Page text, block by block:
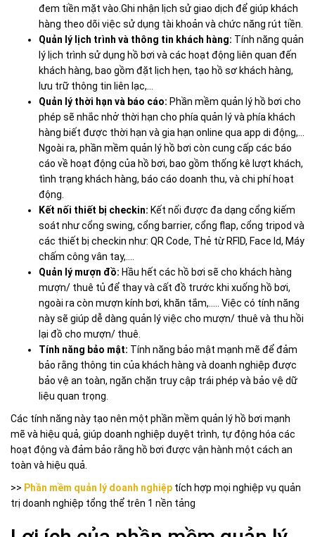
đem tiền mặt vào.Ghi nhận lịch sử giao dịch để giúp khách
hàng theo dõi việc sử dụng tài khoản và chức năng rút tiền.
Quản lý lịch trình và thông tin khách hàng: Tính năng quản
lý lịch trình sử dụng hồ bơi và các hoạt động liên quan đến
khách hàng, bao gồm đặt lịch hẹn, tạo hồ sơ khách hàng,
lưu trữ thông tin liên lạc,…
Quản lý thời hạn và báo cáo: Phần mềm quản lý hồ bơi cho
phép sẽ nhắc nhở thời hạn cho phía quản lý và phía khách
hàng biết được thời hạn và gia hạn online qua app di động,…
Ngoài ra, phần mềm quản lý hồ bơi còn cung cấp các báo
cáo về hoạt động của hồ bơi, bao gồm thống kê lượt khách,
tình trạng khách hàng, báo cáo doanh thu, và chi phí hoạt
động.
Kết nối thiết bị checkin: Kết nối được đa dạng cổng kiếm
soát như cổng swing, cổng barrier, cổng flap, cổng tripod và
các thiết bị checkin như: QR Code, Thẻ từ RFID, Face Id, Máy
chấm công vân tay,….
Quản lý mượn đồ: Hầu hết các hồ bơi sẽ cho khách hàng
mượn/ thuê tủ để thay và cất đồ trước khi xuống hồ bơi,
ngoài ra còn mượn kính bơi, khăn tắm,….. Việc có tính năng
này sẽ giúp dễ dàng quản lý việc cho mượn/ thuê và thu hồi
lại đồ cho mượn/ thuê.
Tính năng bảo mật: Tính năng bảo mật mạnh mẽ để đảm
bảo rằng thông tin của khách hàng và doanh nghiệp được
bảo vệ an toàn, ngăn chặn truy cập trái phép và bảo vệ dữ
liệu quan trọng.
Các tính năng này tạo nên một phần mềm quản lý hồ bơi mạnh
mẽ và hiệu quả, giúp doanh nghiệp duyệt trình, tự động hóa các
hoạt động và đảm bảo rằng hồ bơi được vận hành một cách an
toàn và hiệu quả.
>> Phần mềm quản lý doanh nghiệp tích hợp mọi nghiệp vụ quản
trị doanh nghiệp tổng thể trên 1 nền tảng